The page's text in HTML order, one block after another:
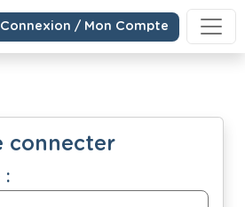
Connexion / Mon Compte
connecter
: